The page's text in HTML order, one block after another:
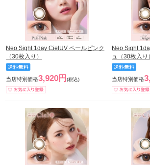
Neo Sight 1day CielUV ペールピンク
（30枚入り）
当店特別価格3,920円 (税込)
Neo Sight
ュ（30枚入り）
当店特別価格